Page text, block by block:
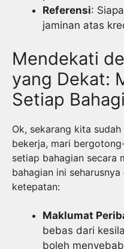
Referensi:
jaminan atas
Mendekati
yang Dekat:
Setiap
Ok, sekarang kita
bekerja, mari
setiap bahagian secara
bahagian ini
ketepatan:
Maklumat
bebas dari
boleh